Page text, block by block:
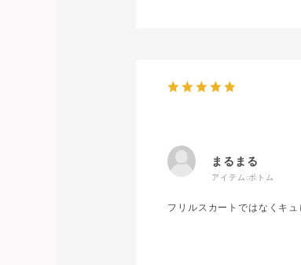
まるまる
アイテム:ボトム
フリルスカートではなくキ